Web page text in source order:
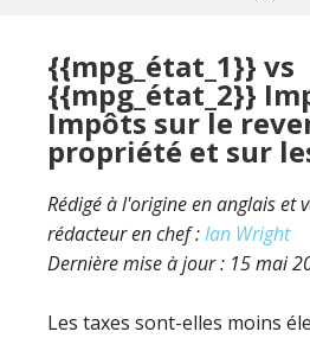
{{mpg_état_1}} vs
{{mpg_état_2}}
Impôts sur le
propriété et sur
Rédigé à l'origine en anglais et
rédacteur en chef :Ian Wright
Dernière mise à jour : 15 mai
Les taxes sont-elles moins